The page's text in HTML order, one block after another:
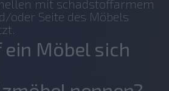
mit schadstoffarmem
oder Seite des Möbels
Möbel sich